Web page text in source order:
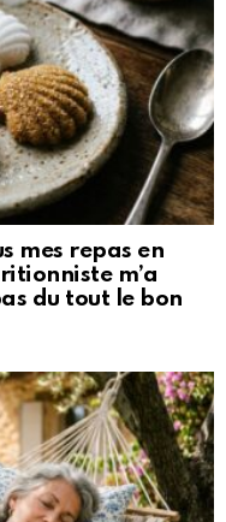
mes repas en
m’a
du tout le bon